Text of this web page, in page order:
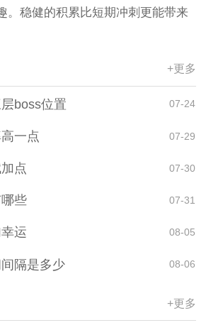
。稳健的积累比短期冲刺更能带来
+更多
boss位置 07-24
一点 07-29
点 07-30
些 07-31
运 08-05
隔是多少 08-06
+更多